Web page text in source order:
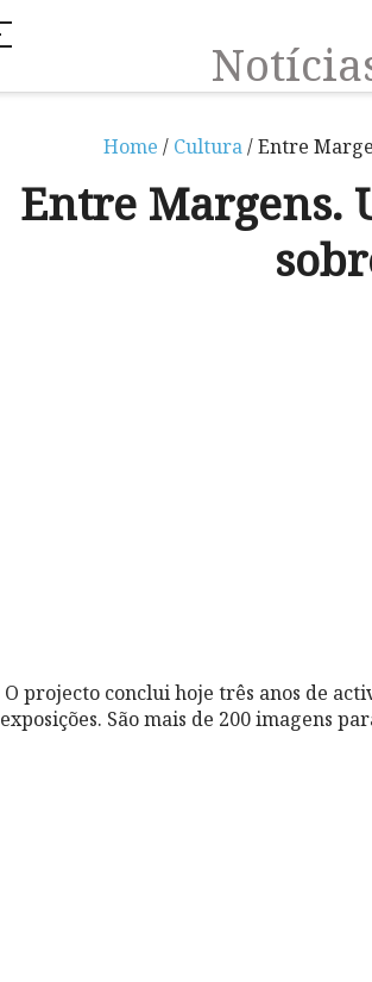
Home / Cultura/ Entre
Entre Margens.
O projecto conclui hoje três anos de
exposições. São mais de 200 imagens